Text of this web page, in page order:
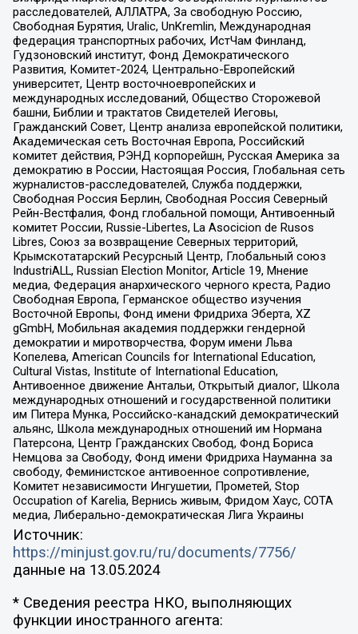
расследователей, АЛЛАТРА, За свободную Россию,
Свободная Бурятия, Uralic, UnKremlin, Международная
федерация транспортных рабочих, ИстЧам Финланд,
Гудзоновский институт, Фонд Демократического
Развития, Комитет-2024, Центрально-Европейский
университет, Центр восточноевропейских и
международных исследований, Общество Сторожевой
башни, Библии и трактатов Свидетелей Иеговы,
Гражданский Совет, Центр анализа европейской политики,
Академическая сеть Восточная Европа, Российский
комитет действия, РЭНД корпорейшн, Русская Америка за
демократию в России, Настоящая Россия, Глобальная сеть
журналистов-расследователей, Служба поддержки,
Свободная Россия Берлин, Свободная Россия Северный
Рейн-Вестфалия, Фонд глобальной помощи, Антивоенный
комитет России, Russie-Libertes, La Asocicion de Rusos
Libres, Союз за возвращение Северных территорий,
Крымскотатарский Ресурсный Центр, Глобальный союз
IndustriALL, Russian Election Monitor, Article 19, Мнение
медиа, Федерация анархического черного креста, Радио
Свободная Европа, Германское общество изучения
Восточной Европы, Фонд имени Фридриха Эберта, XZ
gGmbH, Мобильная академия поддержки гендерной
демократии и миротворчества, Форум имени Льва
Копелева, American Councils for International Education,
Cultural Vistas, Institute of International Education,
Антивоенное движение Антальи, Открытый диалог, Школа
международных отношений и государственной политики
им Питера Мунка, Российско-канадский демократический
альянс, Школа международных отношений им Нормана
Патерсона, Центр Гражданских Свобод, Фонд Бориса
Немцова за Свободу, Фонд имени Фридриха Науманна за
свободу, Феминистское антивоенное сопротивление,
Комитет независимости Ингушетии, Прометей, Stop
Occupation of Karelia, Вернись живым, Фридом Хаус, СОТА
медиа, Либерально-демократическая Лига Украины
Источник:
https://minjust.gov.ru/ru/documents/7756/
данные на 13.05.2024
* Сведения реестра НКО, выполняющих
функции иностранного агента: